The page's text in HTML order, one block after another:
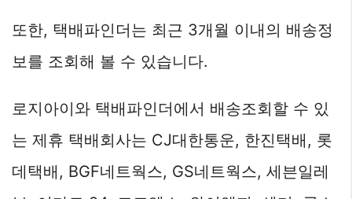
또한, 택배파인더는 최근 3개월 이내의 배송정
보를 조회해 볼 수 있습니다.
로지아이와 택배파인더에서 배송조회할 수 있
는 제휴 택배회사는 CJ대한통운, 한진택배, 롯
데택배, BGF네트웍스, GS네트웍스, 세븐일레